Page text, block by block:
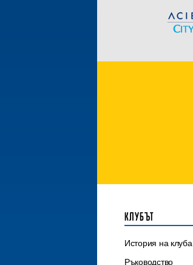
КЛУБЪТ
История на клуба
Ръководство